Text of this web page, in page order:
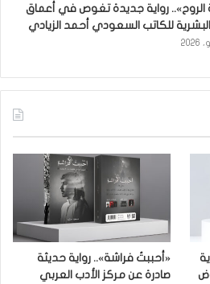
الروح».. رواية جديدة تغوص في أعماق
للكاتب السعودي أحمد الزيادي
«أحببتُ فراشة».. رواية حديثة
صادرة عن مركز الأدب العربي